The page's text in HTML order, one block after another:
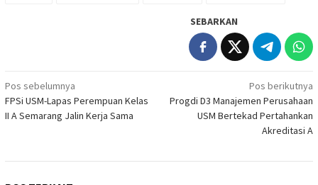
SEBARKAN
Navigasi
pos
Pos sebelumnya
FPSi USM-Lapas Perempuan Kelas
II A Semarang Jalin Kerja Sama
Pos berikutnya
Progdi D3 Manajemen Perusahaan
USM Bertekad Pertahankan
Akreditasi A